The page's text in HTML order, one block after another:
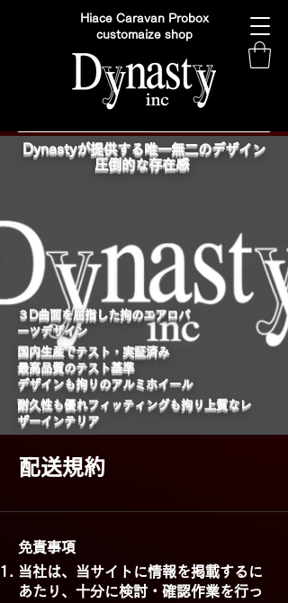
Hiace Caravan Probox
customaize shop
Dynastyが提供する唯一無二のデザイン
圧倒的な存在感
​３D曲面を屈指した拘のエアロパ
ーツデザイン
国内生産でテスト・実証済み
最高品質のテスト基準
デザインも拘りのアルミホイール
​耐久性も優れフィッティングも拘り上質なレ
ザーインテリア
配送規約
免責事項
当社は、当サイトに情報を掲載するに
あたり、十分に検討・確認作業を行っ